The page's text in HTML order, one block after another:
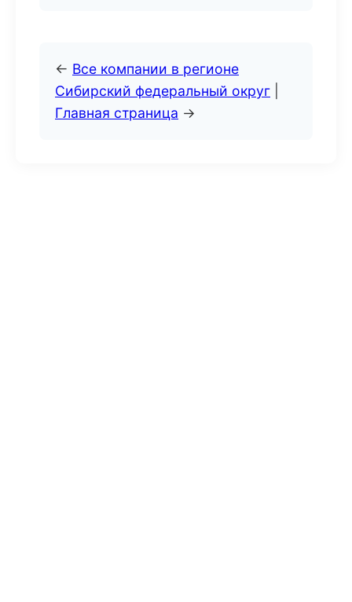
← Все компании в регионе
Сибирский федеральный округ
Главная страница →